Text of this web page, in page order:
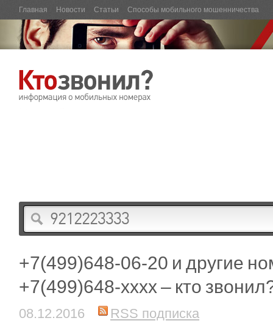
Главная Новости Статьи Способы мобильного мошенничества
+7(499)648-06-20 и другие
+7(499)648-xxxx – кто
08.12.2016 RSS подписка